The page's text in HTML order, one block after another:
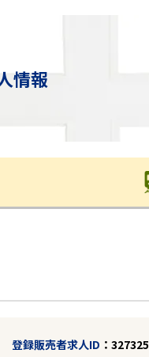
情報
登録販売者求人ID 327325